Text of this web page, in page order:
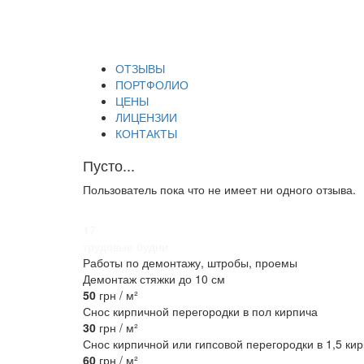
ОТЗЫВЫ
ПОРТФОЛИО
ЦЕНЫ
ЛИЦЕНЗИИ
КОНТАКТЫ
Пусто...
Пользователь пока что не имеет ни одного отзыва.
Работы по демонтажу, штробы, проемы
Демонтаж стяжки до 10 см
50 грн / м²
Снос кирпичной перегородки в пол кирпича
30 грн / м²
Снос кирпичной или гипсовой перегородки в 1,5
60 грн / м²